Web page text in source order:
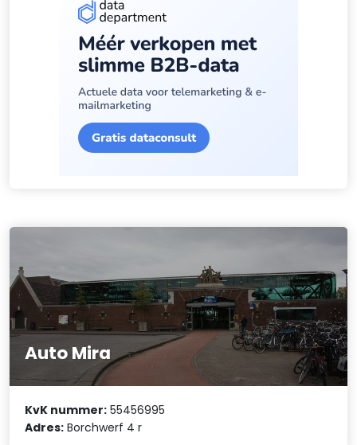
Auto Mira
KvK nummer: 55456995
Adres: Borchwerf 4 r